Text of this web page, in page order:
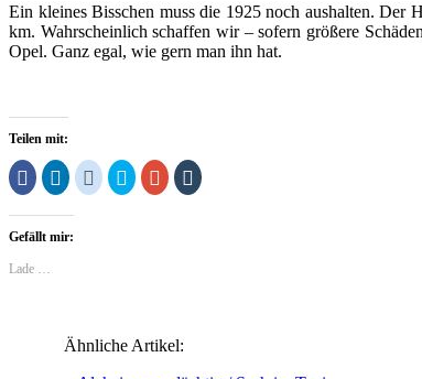
Ein kleines Bisschen muss die 1925 noch aushalten. Der
km. Wahrscheinlich schaffen wir – sofern größere
Opel. Ganz egal, wie gern man ihn hat.
Teilen mit:
Klick,
um
Facebook
teilen
in
neuem
Klick,
um
LinkedIn
teilen
Klick,
um
Klick,
um
über
Zum
Teilen
Klick,
um
Gefällt mir:
Lade …
Ähnliche Artikel: